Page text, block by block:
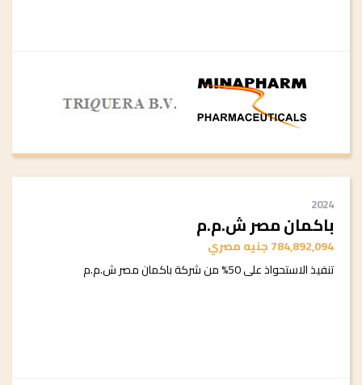
2024
باكمان مصر ش.م.م
784,892,094 جنيه مصري
تنفيذ الاستحواذ على 50% من شركة باكمان مصر ش.م.م